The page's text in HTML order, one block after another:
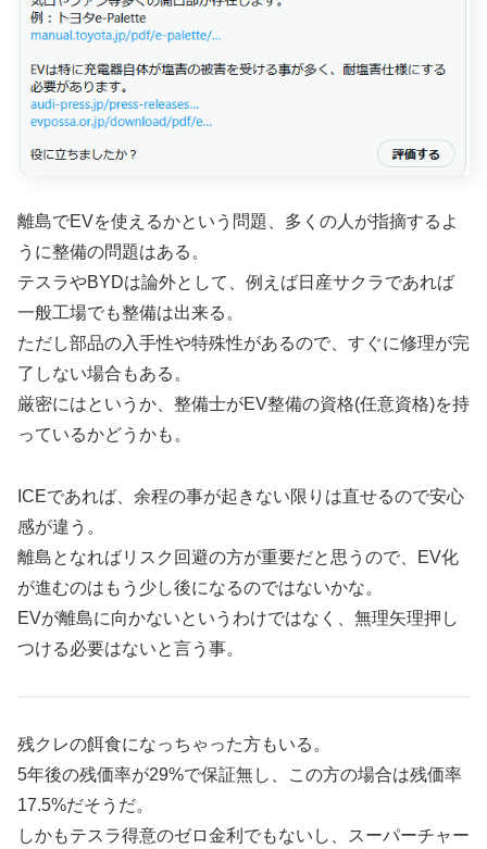
離島でEVを使えるかという問題、多くの人が指摘するよ
うに整備の問題はある。
テスラやBYDは論外として、例えば日産サクラであれば
一般工場でも整備は出来る。
ただし部品の入手性や特殊性があるので、すぐに修理が完
了しない場合もある。
厳密にはというか、整備士がEV整備の資格(任意資格)を持
っているかどうかも。
ICEであれば、余程の事が起きない限りは直せるので安心
感が違う。
離島となればリスク回避の方が重要だと思うので、EV化
が進むのはもう少し後になるのではないかな。
EVが離島に向かないというわけではなく、無理矢理押し
つける必要はないと言う事。
残クレの餌食になっちゃった方もいる。
5年後の残価率が29%で保証無し、この方の場合は残価率
17.5%だそうだ。
しかもテスラ得意のゼロ金利でもないし、スーパーチャー